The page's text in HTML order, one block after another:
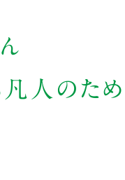
凡人のた